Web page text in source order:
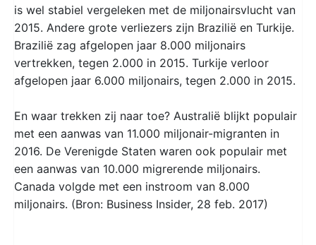
is wel stabiel vergeleken met de miljonairsvlucht van
2015. Andere grote verliezers zijn Brazilië en Turkije.
Brazilië zag afgelopen jaar 8.000 miljonairs
vertrekken, tegen 2.000 in 2015. Turkije verloor
afgelopen jaar 6.000 miljonairs, tegen 2.000 in 2015.
En waar trekken zij naar toe? Australië blijkt populair
met een aanwas van 11.000 miljonair-migranten in
2016. De Verenigde Staten waren ook populair met
een aanwas van 10.000 migrerende miljonairs.
Canada volgde met een instroom van 8.000
miljonairs. (Bron: Business Insider, 28 feb. 2017)